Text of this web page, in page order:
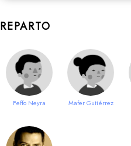
REPARTO
Feffo Neyra Mafer Gutiérrez